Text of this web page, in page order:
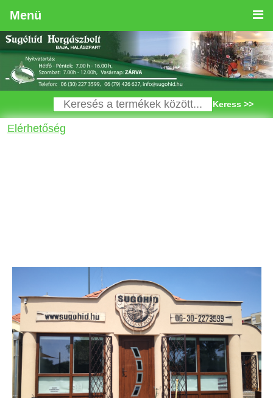
Menü
Keress >>
Elérhetőség